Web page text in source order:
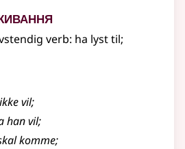
verb: ha lyst til;
vil;
han vil;
komme;